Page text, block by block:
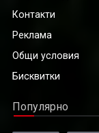
Контакти
Реклама
Общи условия
Бисквитки
Популярно